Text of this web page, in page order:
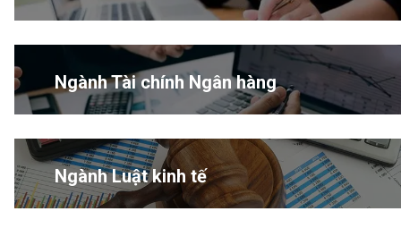
Ngành Tài chính Ngân hàng
Ngành Luật kinh tế